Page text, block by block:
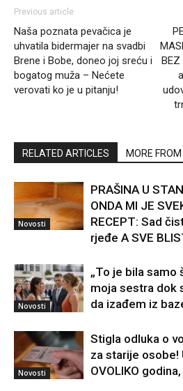
Previous article
Naša poznata pevačica je
uhvatila bidermajer na svadbi
Brene i Bobe, doneo joj sreću i
bogatog muža – Nećete
verovati ko je u pitanju!
RELATED ARTICLES MORE
Novosti
PRAŠINA U
ONDA MI JE
RECEPT: Sad
rjeđe A SVE
Novosti
„To je bila samo
moja sestra dok
da izađem iz
Novosti
Stigla odluka o
za starije osobe!
OVOLIKO